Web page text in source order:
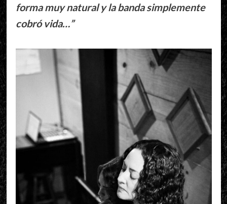
forma muy natural y la banda simplemente
cobró vida…”